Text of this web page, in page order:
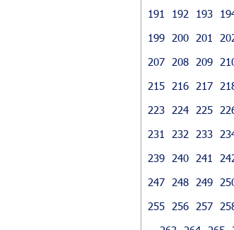
191
192 193
199
200 201
207
208 209
215
216 217
223
224 225
231
232 233
239
240 241
247
248 249
255
256 257